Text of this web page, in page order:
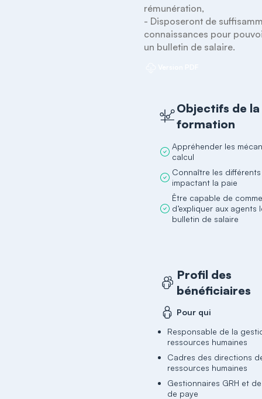
rémunération,
- Disposeront de
connaissances pour
un bulletin de salaire.
Objectifs de la
formation
Appréhender les
calcul
Connaître les
impactant la paie
Être capable de
d’expliquer aux agents
bulletin de salaire
Profil des
bénéficiaires
Pour qui
Responsable de la
ressources humaines
Cadres des directions
ressources humaines
Gestionnaires GRH et
de paye